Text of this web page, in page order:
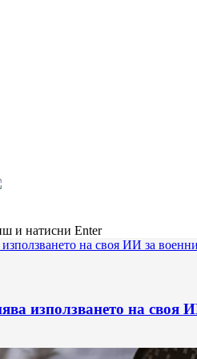
и натисни Enter
използването на своя